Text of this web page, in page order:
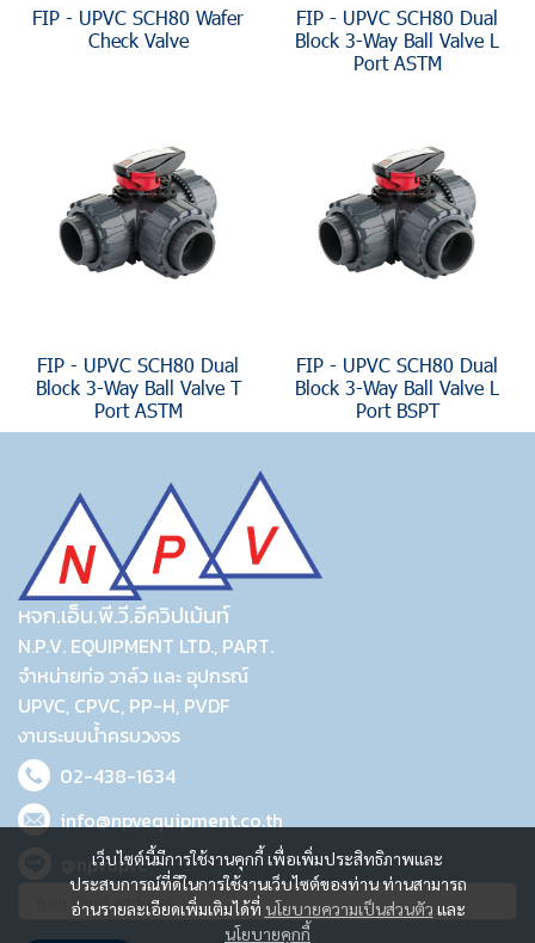
FIP - UPVC SCH80 Wafer
Check Valve
FIP - UPVC SCH80 Dual
Block 3-Way Ball Valve L
Port ASTM
FIP - UPVC SCH80 Dual
Block 3-Way Ball Valve T
Port ASTM
FIP - UPVC SCH80 Dual
Block 3-Way Ball Valve L
Port BSPT
เว็บไซต์นี้มีการใช้งานคุกกี้ เพื่อเพิ่มประสิทธิภาพและ
ประสบการณ์ที่ดีในการใช้งานเว็บไซต์ของท่าน ท่านสามารถ
อ่านรายละเอียดเพิ่มเติมได้ที่ นโยบายความเป็นส่วนตัว และ
นโยบายคุกกี้
หจก.เอ็น.พี.วี.อีควิปเม้นท์
N.P.V. EQUIPMENT LTD., PART.
จำหน่ายท่อ วาล์ว และ อุปกรณ์
UPVC, CPVC, PP-H, PVDF
งานระบบน้ำครบวงจร
02-438-1634
info@npvequipment.co.th
@npvupvc